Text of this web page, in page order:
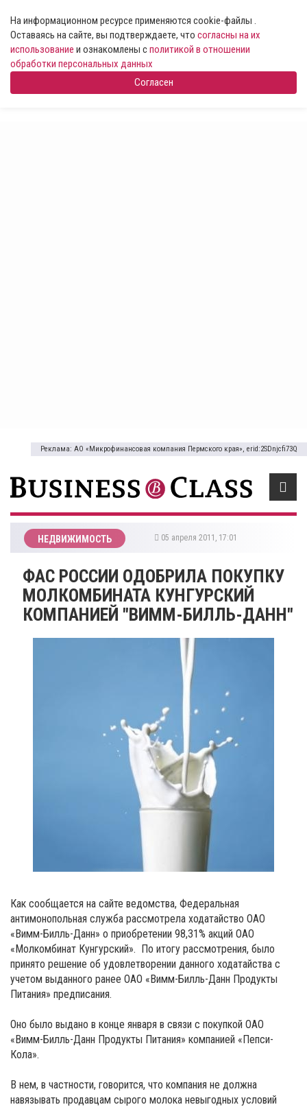
На информационном ресурсе применяются cookie-файлы .
Оставаясь на сайте, вы подтверждаете, что согласны на их
использование и ознакомлены сполитикой в отношении
обработки персональных данных
Согласен
Реклама: АО «Микрофинансовая компания Пермского края», erid:2SDnjcfi73Q
НЕДВИЖИМОСТЬ 05 апреля 2011, 17:01
ФАС РОССИИ ОДОБРИЛА ПОКУПКУ
МОЛКОМБИНАТА КУНГУРСКИЙ
КОМПАНИЕЙ "ВИММ-БИЛЛЬ-ДАНН"
Как сообщается на сайте ведомства, Федеральная
антимонопольная служба рассмотрела ходатайство ОАО
«Вимм-Билль-Данн» о приобретении 98,31% акций ОАО
«Молкомбинат Кунгурский». По итогу рассмотрения, было
принято решение об удовлетворении данного ходатайства с
учетом выданного ранее ОАО «Вимм-Билль-Данн Продукты
Питания» предписания.
Оно было выдано в конце января в связи с покупкой ОАО
«Вимм-Билль-Данн Продукты Питания» компанией «Пепси-
Кола».
В нем, в частности, говорится, что компания не должна
навязывать продавцам сырого молока невыгодных условий